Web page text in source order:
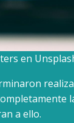
en
a ello.